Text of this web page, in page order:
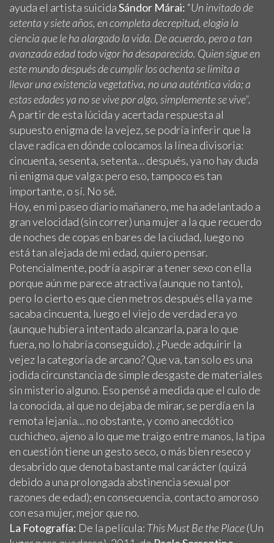
ayuda el artista suicidaSándor Márai: “Un invitado de
setenta y siete años, en completa decrepitud, elogia la
ciencia que le ha alargado la vida. De acuerdo, pero a tan
avanzada edad todo vigor ha desaparecido. Quien sigue en
este mundo después de cumplir los ochenta se limita a
llevar una existencia vegetativa, no una auténtica vida; a
estas edades ya no se vive por algo, simplemente se vive”.
A partir de esta lúcida y acertada respuesta al
supuesto enigma de la vejez, se podría inferir que la
clave radica en dónde colocamos la línea divisoria:
cincuenta, sesenta, setenta… después, ya no hay duda
ni enigma que valga; pero eso, tampoco es tan
importante, o sí. No sé.
Hoy, en mi paseo diario mañanero, me ha adelantado a
gran velocidad (sin correr) una mujer a la que recuerdo
de noches de copas en bares de la ciudad, luego no
está tan alejada de mi edad, quiero pensar.
Potencialmente, podría aspirar a tener sexo con ella
porque aún me parece atractiva (aunque no tanto),
pero lo cierto es que cien metros después ella ya me
sacaba cincuenta, luego el viejo de verdad era yo
(aunque hubiera intentado alcanzarla, para lo que
fuera, no lo habría conseguido). ¿Puede adquirir la
vejez la categoría de arcano? Que va, tan solo es una
jodida circunstancia de simple desgaste de materiales
sin misterio alguno. Eso pensé a medida que el culo de
la conocida, al que no dejaba de mirar, se perdía en la
remota lejanía… no obstante, y como anecdótico
cuchicheo, ajeno a lo que me traigo entre manos, la tipa
en cuestión tiene un gesto seco, o más bien reseco y
desabrido que denota bastante mal carácter (quizá
debido a una prolongada abstinencia sexual por
razones de edad); en consecuencia, contacto amoroso
con esa mujer, mejor que no.
La Fotografía: De la película: This Must Be the Place(Un